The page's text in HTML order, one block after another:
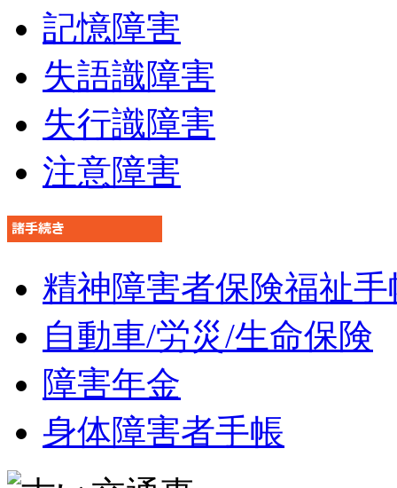
記憶障害
失語識障害
失行識障害
注意障害
精神障害者保険福祉手
自動車/労災/生命保険
障害年金
身体障害者手帳